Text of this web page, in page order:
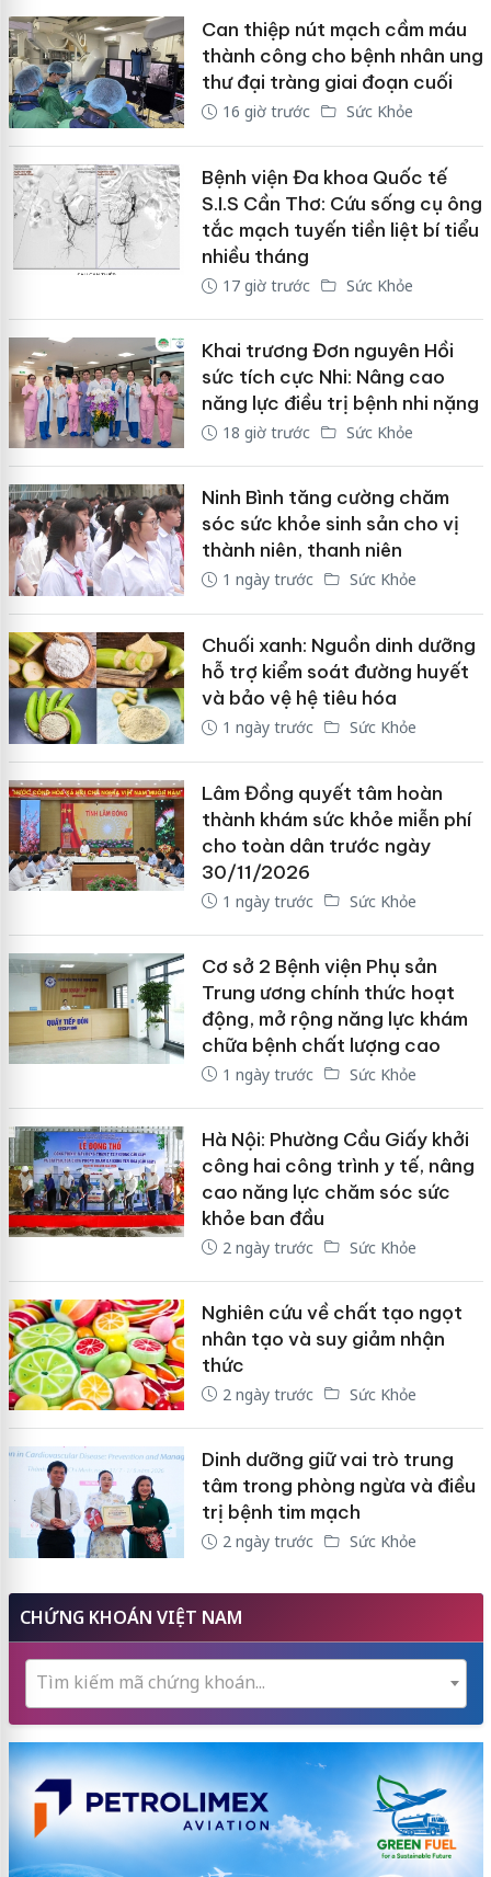
Can thiệp nút mạch cầm máu
thành công cho bệnh nhân ung
thư đại tràng giai đoạn cuối
16 giờ trước Sức Khỏe
Bệnh viện Đa khoa Quốc tế
S.I.S Cần Thơ: Cứu sống cụ ông
tắc mạch tuyến tiền liệt bí tiểu
nhiều tháng
17 giờ trước Sức Khỏe
Khai trương Đơn nguyên Hồi
sức tích cực Nhi: Nâng cao
năng lực điều trị bệnh nhi nặng
18 giờ trước Sức Khỏe
Ninh Bình tăng cường chăm
sóc sức khỏe sinh sản cho vị
thành niên, thanh niên
1 ngày trước Sức Khỏe
Chuối xanh: Nguồn dinh dưỡng
hỗ trợ kiểm soát đường huyết
và bảo vệ hệ tiêu hóa
1 ngày trước Sức Khỏe
Lâm Đồng quyết tâm hoàn
thành khám sức khỏe miễn phí
cho toàn dân trước ngày
30/11/2026
1 ngày trước Sức Khỏe
Cơ sở 2 Bệnh viện Phụ sản
Trung ương chính thức hoạt
động, mở rộng năng lực khám
chữa bệnh chất lượng cao
1 ngày trước Sức Khỏe
Hà Nội: Phường Cầu Giấy khởi
công hai công trình y tế, nâng
cao năng lực chăm sóc sức
khỏe ban đầu
2 ngày trước Sức Khỏe
Nghiên cứu về chất tạo ngọt
nhân tạo và suy giảm nhận
thức
2 ngày trước Sức Khỏe
Dinh dưỡng giữ vai trò trung
tâm trong phòng ngừa và điều
trị bệnh tim mạch
2 ngày trước Sức Khỏe
CHỨNG KHOÁN VIỆT NAM
Tìm kiếm mã chứng khoán...